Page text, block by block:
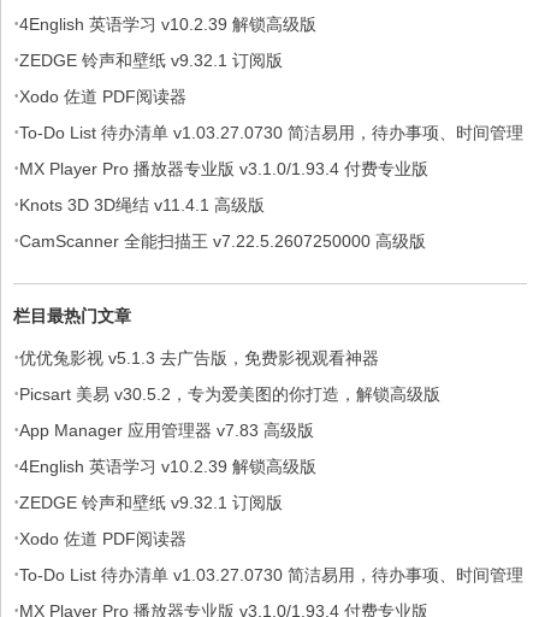
·4English 英语学习 v10.2.39 解锁高级版
·ZEDGE 铃声和壁纸 v9.32.1 订阅版
·Xodo 佐道 PDF阅读器
·To-Do List 待办清单 v1.03.27.0730 简洁易用，待办事项、时间管理
软件，解锁专业版
·MX Player Pro 播放器专业版 v3.1.0/1.93.4 付费专业版
·Knots 3D 3D绳结 v11.4.1 高级版
·CamScanner 全能扫描王 v7.22.5.2607250000 高级版
栏目最热门文章
·优优兔影视 v5.1.3 去广告版，免费影视观看神器
·Picsart 美易 v30.5.2，专为爱美图的你打造，解锁高级版
·App Manager 应用管理器 v7.83 高级版
·4English 英语学习 v10.2.39 解锁高级版
·ZEDGE 铃声和壁纸 v9.32.1 订阅版
·Xodo 佐道 PDF阅读器
·To-Do List 待办清单 v1.03.27.0730 简洁易用，待办事项、时间管理
软件，解锁专业版
·MX Player Pro 播放器专业版 v3.1.0/1.93.4 付费专业版